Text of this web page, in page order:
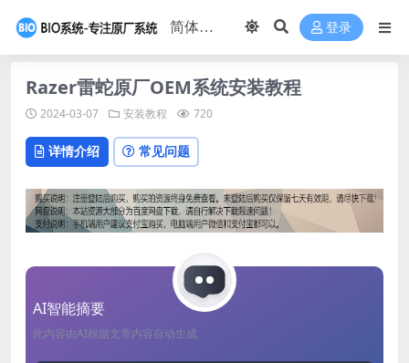
登录
Razer雷蛇原厂OEM系统安装教程
2024-03-07 安装教程 720
详情介绍 常见问题
AI智能摘要
此内容由AI根据文章内容自动生成